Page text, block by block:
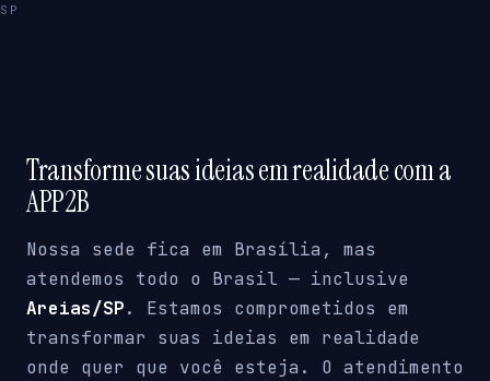
SP
Transforme suas ideias em realidade com a
APP2B
Nossa sede fica em Brasília, mas
atendemos todo o Brasil — inclusive
Areias/SP. Estamos comprometidos em
transformar suas ideias em realidade
onde quer que você esteja. O atendimento